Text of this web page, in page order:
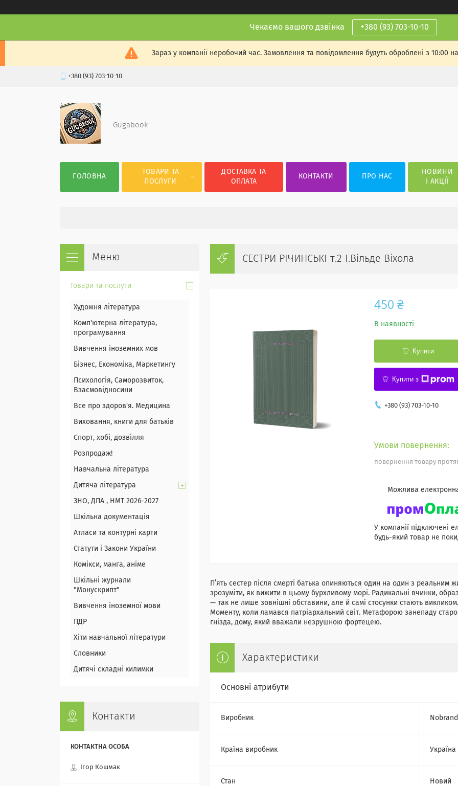
Чекаємо вашого дзвінка +380 (93) 703-10-10
Зараз у компанії неробочий час. Замовлення та повідомлення будуть оброблені з 10:00
+380 (93) 703-10-10
Gugabook
ГОЛОВНА
ТОВАРИ ТА
ПОСЛУГИ
ДОСТАВКА ТА
ОПЛАТА
КОНТАКТИ ПРО НАС
НОВИНИ
І АКЦІЇ
СЕСТРИ РІЧИНСЬКІ т.2 І.Вільде Віхола
450 ₴
В наявності
Купити
Купити з
+380 (93) 703-10-10
повернення товару
У компанії підключені
будь-який товар не
П’ять сестер після смерті батька опиняються один на один з реальним
зрозуміти, як вижити в цьому бурхливому морі. Радикальні вчинки,
— так не лише зовнішні обставини, але й самі стосунки стають
Моменту, коли ламався патріархальний світ. Метафорою занепаду
гнізда, дому, який вважали незрушною фортецею.
Характеристики
Основні атрибути
Виробник Nobrand
Країна виробник Україна
Стан Новий
Товари та послуги
Художня література
Комп'ютерна література,
програмування
Вивчення іноземних мов
Бізнес, Економіка, Маркетингу
Психологія, Саморозвиток,
Взаємовідносини
Все про здоров'я. Медицина
Виховання, книги для батьків
Спорт, хобі, дозвілля
Розпродаж!
Навчальна література
Дитяча література
ЗНО, ДПА , НМТ 2026-2027
Шкільна документація
Атласи та контурні карти
Статути і Закони України
Комікси, манга, аніме
Шкільні журнали
"Монускрипт"
Вивчення іноземної мови
ПДР
Хіти навчальної літератури
Словники
Дитячі складні килимки
Контакти
Ігор Кошмак